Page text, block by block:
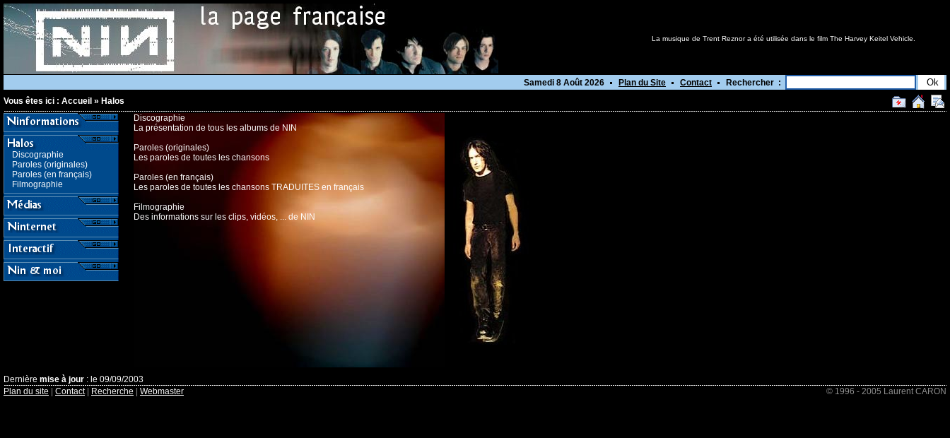
La musique de Trent Reznor a été utilisée dans le film The Harvey Keitel Vehicle.
Samedi 8 Août 2026 Plan du Site Contact
Rechercher :
Vous êtes ici : Accueil » Halos
Discographie
Paroles (originales)
Paroles (en français)
Filmographie
Discographie
La présentation de tous les albums de NIN
Paroles (originales)
Les paroles de toutes les chansons
Paroles (en français)
Les paroles de toutes les chansons TRADUITES en français
Filmographie
Des informations sur les clips, vidéos, ... de NIN
Dernière mise à jour : le 09/09/2003
Plan du site
Contact| Recherche Webmaster © 1996 - 2005 Laurent CARON